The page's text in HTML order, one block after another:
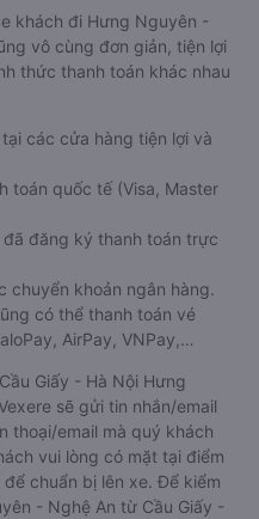
khách đi Hưng Nguyên -
vô cùng đơn giản, tiện lợi
thức thanh toán khác nhau
các cửa hàng tiện lợi và
toán quốc tế (Visa, Master
đăng ký thanh toán trực
chuyển khoản ngân hàng.
có thể thanh toán vé
AirPay, VNPay,…
Giấy - Hà Nội Hưng
sẽ gửi tin nhắn/email
thoại/email mà quý khách
vui lòng có mặt tại điểm
chuẩn bị lên xe. Để kiểm
- Nghệ An từ Cầu Giấy -